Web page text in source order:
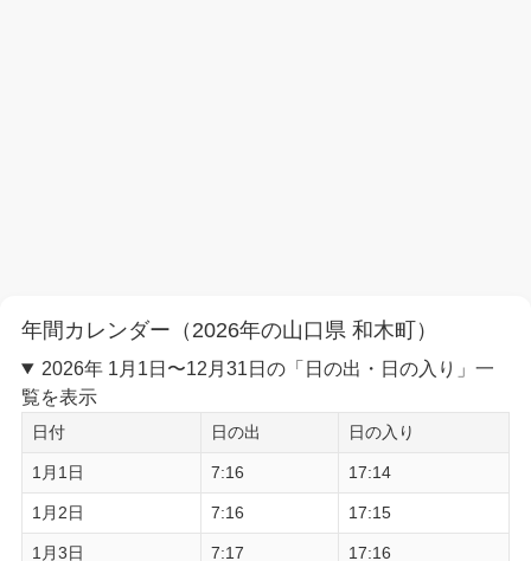
年間カレンダー（2026年の山口県 和木町）
2026年 1月1日〜12月31日の「日の出・日の入り」一
覧を表示
日付 日の出 日の入り
1月1日 7:16 17:14
1月2日 7:16 17:15
1月3日 7:17 17:16